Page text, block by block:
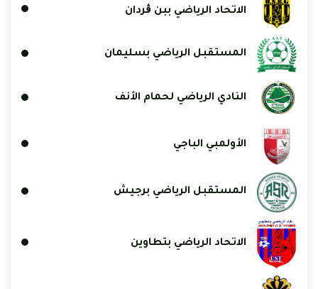
الاتحاد الرياضي ببن ڨردان
المستقبل الرياضي بسليمان
النادي الرياضي لحمام الأنف
الأولمبي الباجي
المستقبل الرياضي برجيش
الاتحاد الرياضي بتطاوين